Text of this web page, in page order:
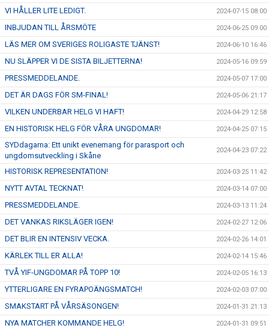
VI HÅLLER LITE LEDIGT. 2024-07-15 08:00
INBJUDAN TILL ÅRSMÖTE 2024-06-25 09:00
LÄS MER OM SVERIGES ROLIGASTE TJÄNST! 2024-06-10 16:46
NU SLÄPPER VI DE SISTA BILJETTERNA! 2024-05-16 09:59
PRESSMEDDELANDE. 2024-05-07 17:00
DET ÄR DAGS FÖR SM-FINAL! 2024-05-06 21:17
VILKEN UNDERBAR HELG VI HAFT! 2024-04-29 12:58
EN HISTORISK HELG FÖR VÅRA UNGDOMAR! 2024-04-25 07:15
SYDdagarna: Ett unikt evenemang för parasport och
ungdomsutveckling i Skåne
2024-04-23 07:22
HISTORISK REPRESENTATION! 2024-03-25 11:42
NYTT AVTAL TECKNAT! 2024-03-14 07:00
PRESSMEDDELANDE. 2024-03-13 11:24
DET VANKAS RIKSLÄGER IGEN! 2024-02-27 12:06
DET BLIR EN INTENSIV VECKA. 2024-02-26 14:01
KÄRLEK TILL ER ALLA! 2024-02-14 15:46
TVÅ YIF-UNGDOMAR PÅ TOPP 10! 2024-02-05 16:13
YTTERLIGARE EN FYRAPOÄNGSMATCH! 2024-02-03 07:00
SMAKSTART PÅ VÅRSÄSONGEN! 2024-01-31 21:13
NYA MATCHER KOMMANDE HELG! 2024-01-31 09:51